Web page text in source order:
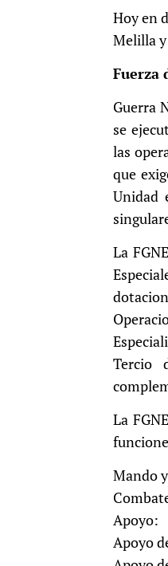
Hoy en
Melilla
Fuerza
Guerra
se
las
que
Unidad
La
Tercio
La
Mando
Apoyo:
Apoyo